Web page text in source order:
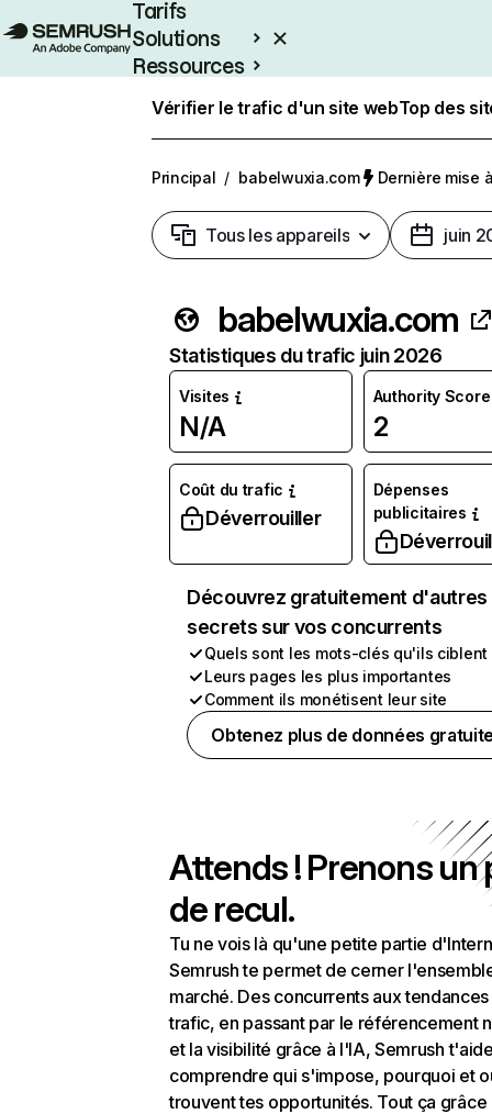
Tarifs
Solutions
Ressources
Vérifier le trafic d'un site webTop des
Principal / babelwuxia.com Dernière mise
Tous les appareils juin
babelwuxia.com
Statistiques du trafic juin 2026
Visites
N/A
Authority Score
2
Coût du trafic
Déverrouiller
Dépenses
publicitaires
Découvrez gratuitement d'autres
secrets sur vos concurrents
Quels sont les mots-clés qu'ils ciblent
Leurs pages les plus importantes
Comment ils monétisent leur site
Obtenez plus de données
Attends ! Prenons un
de recul.
Tu ne vois là qu'une petite partie
Semrush te permet de cerner
marché. Des concurrents aux
trafic, en passant par le référencement
et la visibilité grâce à l'IA, Semrush
comprendre qui s'impose, pourquoi et
trouvent tes opportunités. Tout ça grâce